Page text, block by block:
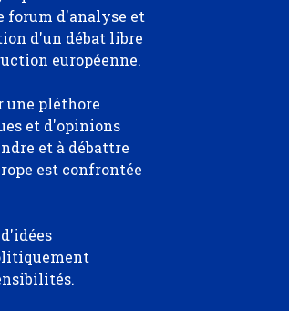
forum d'analyse et
d'un débat libre
européenne.
une pléthore
et d'opinions
et à débattre
est confrontée